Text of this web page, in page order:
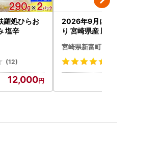
羅処ひらお
塩辛
(12)
12,000
2026年9月にお届け 訳あ
り 宮崎県産 豚切落し 5kg
宮崎県新富町